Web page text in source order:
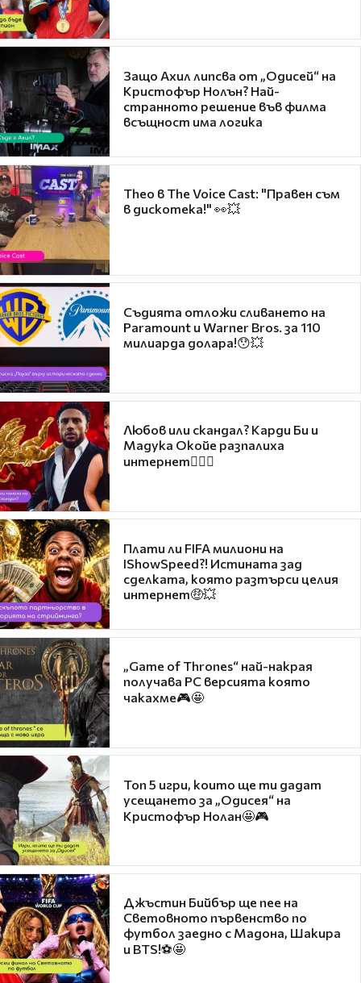
Защо Ахил липсва от „Одисей“ на
Кристофър Нолън? Най-
странното решение във филма
всъщност има логика
Theo в The Voice Cast: "Правен съм
в дискотека!" 👀💥
Съдията отложи сливането на
Paramount и Warner Bros. за 110
милиарда долара!😯💥
Любов или скандал? Карди Би и
Мадука Окойе разпалиха
интернет❤️‍🔥🔥
Плати ли FIFA милиони на
IShowSpeed?! Истината зад
сделката, която разтърси целия
интернет🤑💥
„Game of Thrones“ най-накрая
получава PC версията която
чакахме🎮🤩
Топ 5 игри, които ще ти дадат
усещането за „Одисея“ на
Кристофър Нолан🤩🎮
Джъстин Бийбър ще пее на
Световното първенство по
футбол заедно с Мадона, Шакира
и BTS!⚽🤩